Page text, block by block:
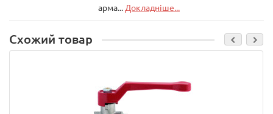
арма... Докладніше...
Схожий товар